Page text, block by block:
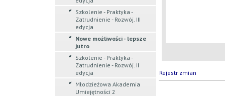
Szkolenie - Praktyka -
Zatrudnienie - Rozwój. III
edycja
Nowe możliwości - lepsze
jutro
Szkolenie - Praktyka -
Zatrudnienie - Rozwój. II
edycja
Młodzieżowa Akademia
Umiejętności 2
Rejestr zmian